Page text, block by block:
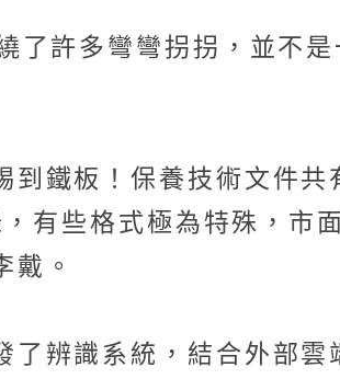
了許多彎彎拐拐，並不
到鐵板！保養技術文件
有些格式極為特殊，市
戴。
了辨識系統，結合外部